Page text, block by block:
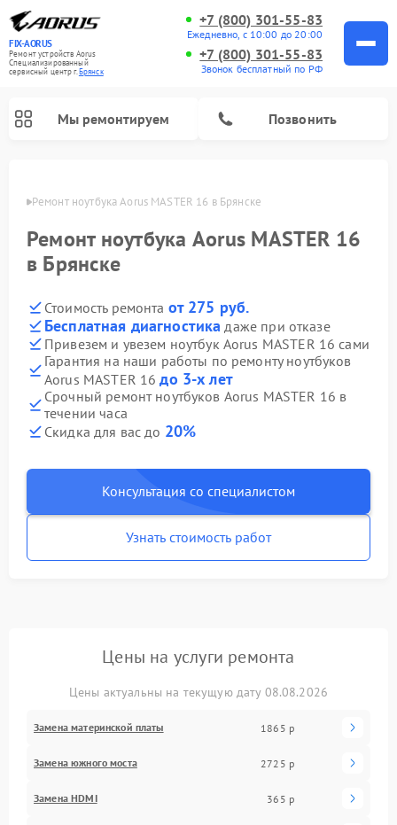
FIX-AORUS
Ремонт устройств Aorus
Специализированный
cервисный центр г.Брянск
+7 (800) 301-55-83
Ежедневно, с 10:00 до 20:00
+7 (800) 301-55-83
Звонок бесплатный по РФ
Мы ремонтируем Позвонить
Ремонт ноутбука Aorus MASTER 16 в Брянске
Ремонт ноутбука Aorus MASTER 16
в Брянске
Стоимость ремонта от 275 руб.
Бесплатная диагностика даже при отказе
Привезем и увезем ноутбук Aorus MASTER 16 сами
Гарантия на наши работы по ремонту ноутбуков
Aorus MASTER 16до 3-х лет
Срочный ремонт ноутбуков Aorus MASTER 16 в
течении часа
Скидка для вас до 20%
Консультация со специалистом
Узнать стоимость работ
Цены на услуги ремонта
Цены актуальны на текущую дату 08.08.2026
Замена материнской платы 1865 р
Замена южного моста 2725 р
Замена HDMI 365 р